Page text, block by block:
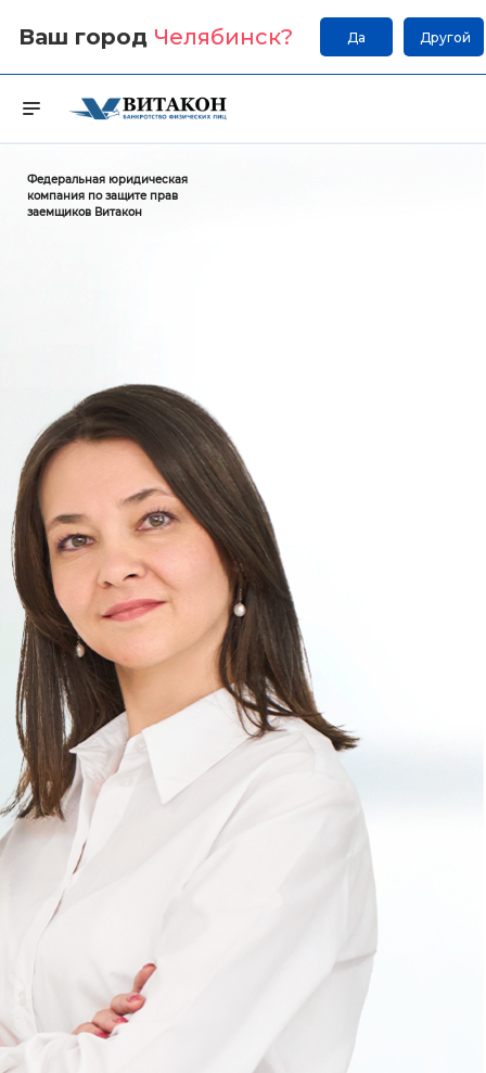
Ваш город Челябинск? Да Другой
Федеральная юридическая
компания по защите прав
заемщиков Витакон